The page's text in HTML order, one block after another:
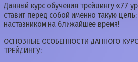
Данный курс обучения трейдингу «77
ставит перед собой именно такую
наставником на ближайшее время!
ОСНОВНЫЕ ОСОБЕННОСТИ ДАННОГО
ТРЕЙДИНГУ: